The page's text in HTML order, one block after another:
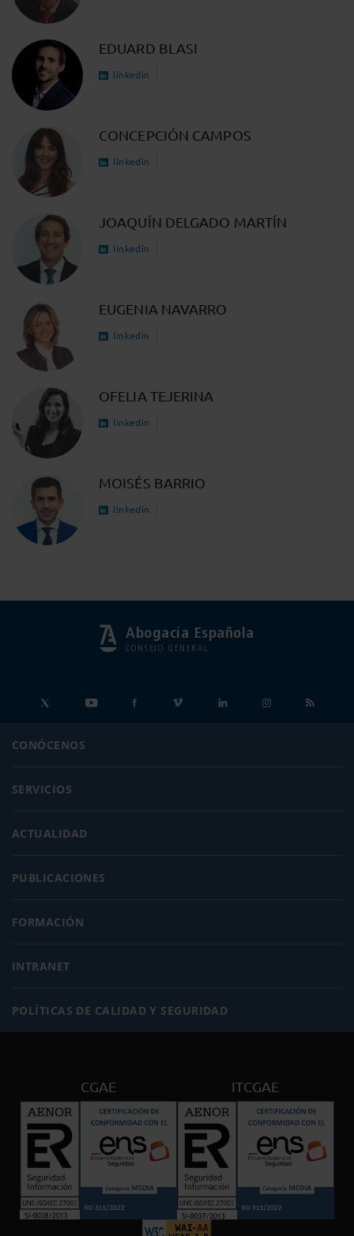
EDUARD BLASI
linkedin
CONCEPCIÓN CAMPOS
linkedin
JOAQUÍN DELGADO MARTÍN
linkedin
EUGENIA NAVARRO
linkedin
OFELIA TEJERINA
linkedin
MOISÉS BARRIO
linkedin
Abogacía Española
CONSEJO GENERAL
CONÓCENOS
SERVICIOS
ACTUALIDAD
PUBLICACIONES
FORMACIÓN
INTRANET
POLÍTICAS DE CALIDAD Y SEGURIDAD
CGAE ITCGAE